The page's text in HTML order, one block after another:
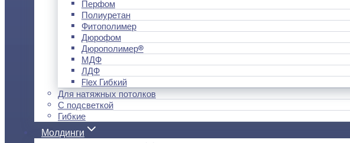
Перфом
Полиуретан
Фитополимер
Дюрофом
Дюрополимер®
МДФ
ЛДФ
Flex Гибкий
Для натяжных потолков
С подсветкой
Гибкие
Молдинги